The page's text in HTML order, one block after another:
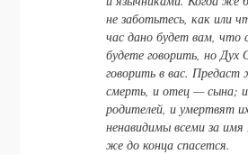
не заботьтесь, как или
час дано будет вам, что
будете говорить, но
говорить в вас.
смерть, и отец — сына;
родителей, и умертвят
ненавидимы всеми за
же до конца спасется.